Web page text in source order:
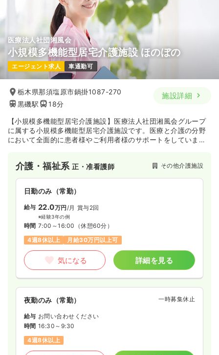
医療法人社団湘風会
小規模多機能型居宅介護施設 ほのぼの
エージェント求人 車通勤可
栃木県那須塩原市鍋掛1087-270
黒磯駅
18分
施設詳細
【小規模多機能型居宅介護施設】医療法人社団湘風会グループ
に属する小規模多機能型居宅介護施設です。医療と介護の分野
において全面的に患者様やご利用者様のサポートをしていま
ています。
介護・福祉系正・准看護師 その他介護施設
日勤のみ（常勤）
給与 22.0万円 /月 賞与2回
※経験3年の例
時間 7:00～16:00 （休憩60分）
4週8休以上
月給30万円以上可
気になる 詳細を見る
夜勤のみ（常勤） 一時募集休止
給与 お問い合わせください
時間 16:30～9:30
4週8休以上